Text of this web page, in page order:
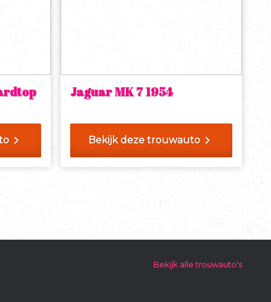
chevron_right
Jaguar MK 7 1954
Bekijk deze trouwautochevron_right
Bekijk alle trouwauto's